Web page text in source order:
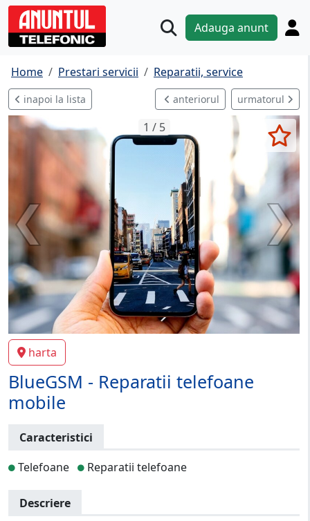
Adauga anunt
Home Prestari servicii Reparatii, service
inapoi la lista anteriorul urmatorul
1 / 5
harta
BlueGSM - Reparatii telefoane
mobile
Caracteristici
Telefoane
Reparatii telefoane
Descriere